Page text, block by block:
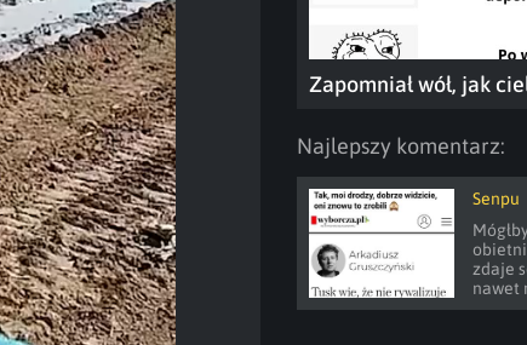
Zapomniał wół, jak
Najlepszy komentarz:
Senpu
zdaje
nawet